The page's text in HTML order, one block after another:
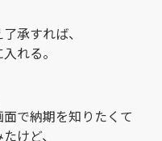
承すれば、
れる。
で納期を知りたくて
けど、